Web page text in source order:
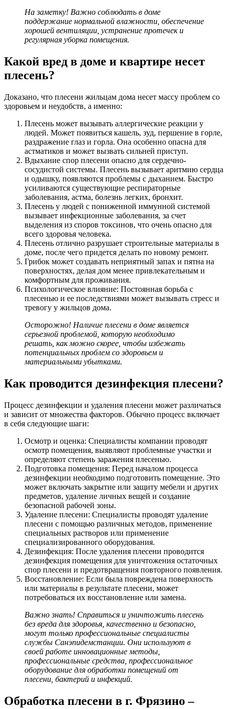
На заметку! Важно соблюдать в доме
поддержание нормальной влажности, обеспечение
хорошей вентиляции, устранение протечек и
регулярная уборка помещения.
Какой вред в доме и квартире несет
плесень?
Доказано, что плесени жильцам дома несет массу проблем со
здоровьем и неудобств, а именно:
Плесень может вызывать аллергические реакции у
людей. Может появиться кашель, зуд, першение в горле,
раздражение глаз и горла. Она особенно опасна для
астматиков и может вызвать сильней приступ.
Вдыхание спор плесени опасно для сердечно-
сосудистой системы. Плесень вызывает аритмию сердца
и одышку, появляются проблемы с дыханием. Быстро
усиливаются существующие респираторные
заболевания, астма, болезнь легких, бронхит.
Плесень у людей с пониженной иммунной системой
вызывает инфекционные заболевания, за счет
выделения из споров токсинов, что очень опасно для
всего здоровья человека.
Плесень отлично разрушает строительные материалы в
доме, после чего придется делать по новому ремонт.
Грибок может создавать неприятный запах и пятна на
поверхностях, делая дом менее привлекательным и
комфортным для проживания.
Психологическое влияние: Постоянная борьба с
плесенью и ее последствиями может вызывать стресс и
тревогу у жильцов дома.
Осторожно! Наличие плесени в доме является
серьезной проблемой, которую необходимо
решать, как можно скорее, чтобы избежать
потенциальных проблем со здоровьем и
материальными убытками.
Как проводится дезинфекция плесени?
Процесс дезинфекции и удаления плесени может различаться
и зависит от множества факторов. Обычно процесс включает
в себя следующие шаги:
Осмотр и оценка: Специалисты компании проводят
осмотр помещения, выявляют проблемные участки и
определяют степень заражения плесенью.
Подготовка помещения: Перед началом процесса
дезинфекции необходимо подготовить помещение. Это
может включать закрытие или защиту мебели и других
предметов, удаление личных вещей и создание
безопасной рабочей зоны.
Удаление плесени: Специалисты проводят удаление
плесени с помощью различных методов, применение
специальных растворов или применение
специализированного оборудования.
Дезинфекция: После удаления плесени проводится
дезинфекция помещения для уничтожения остаточных
спор плесени и предотвращения повторного появления.
Восстановление: Если была повреждена поверхность
или материалы в результате плесени, может
потребоваться их восстановление или замена.
Важно знать! Справиться и уничтожить плесень
без вреда для здоровья, качественно и безопасно,
могут только профессиональные специалисты
службы Санэпидемстанции. Они используют в
своей работе инновационные методы,
профессиональные средства, профессиональное
оборудование для обработки помещений от
плесени, бактерий и инфекций.
Обработка плесени в г. Фрязино –